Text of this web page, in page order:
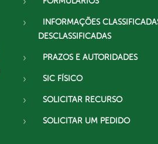
INFORMAÇÕES
DESCLASSIFICADAS
PRAZOS E AUTORIDADES
SIC FÍSICO
SOLICITAR RECURSO
SOLICITAR UM PEDIDO